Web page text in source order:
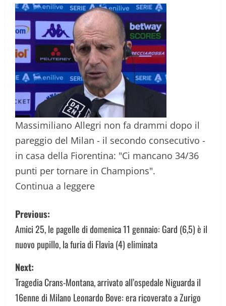
Massimiliano Allegri non fa drammi dopo il
pareggio del Milan - il secondo consecutivo -
in casa della Fiorentina: "Ci mancano 34/36
punti per tornare in Champions".
Continua a leggere
P
o
s
t
n
Previous:
Amici 25, le pagelle di domenica 11 gennaio: Gard (6,5) è il
nuovo pupillo, la furia di Flavia (4) eliminata
Next:
Tragedia Crans-Montana, arrivato all’ospedale Niguarda il
16enne di Milano Leonardo Bove: era ricoverato a Zurigo